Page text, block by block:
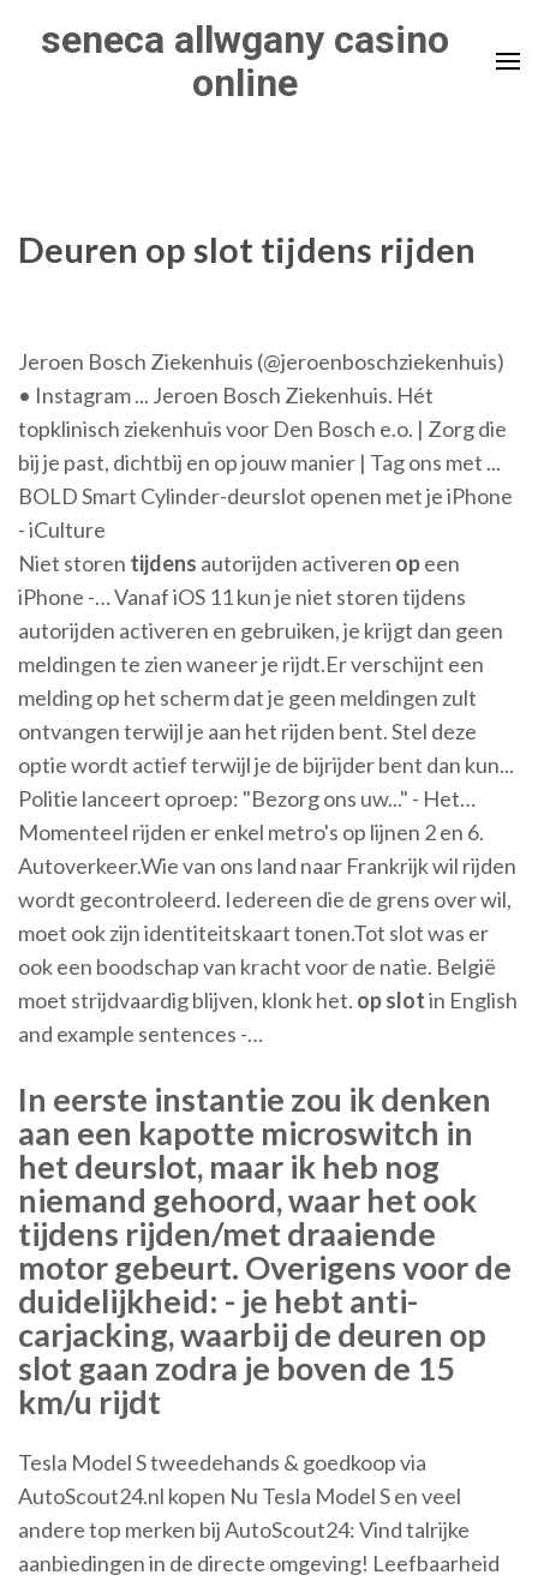
seneca allwgany casino
online
Deuren op slot tijdens rijden
Jeroen Bosch Ziekenhuis (@jeroenboschziekenhuis)
• Instagram ... Jeroen Bosch Ziekenhuis. Hét
topklinisch ziekenhuis voor Den Bosch e.o. | Zorg die
bij je past, dichtbij en op jouw manier | Tag ons met ...
BOLD Smart Cylinder-deurslot openen met je iPhone
- iCulture
Niet storen tijdens autorijden activeren opeen
iPhone -… Vanaf iOS 11 kun je niet storen tijdens
autorijden activeren en gebruiken, je krijgt dan geen
meldingen te zien waneer je rijdt.Er verschijnt een
melding op het scherm dat je geen meldingen zult
ontvangen terwijl je aan het rijden bent. Stel deze
optie wordt actief terwijl je de bijrijder bent dan kun...
Politie lanceert oproep: "Bezorg ons uw..." - Het…
Momenteel rijden er enkel metro's op lijnen 2 en 6.
Autoverkeer.Wie van ons land naar Frankrijk wil rijden
wordt gecontroleerd. Iedereen die de grens over wil,
moet ook zijn identiteitskaart tonen.Tot slot was er
ook een boodschap van kracht voor de natie. België
moet strijdvaardig blijven, klonk het. opslotin English
and example sentences -…
In eerste instantie zou ik denken
aan een kapotte microswitch in
het deurslot, maar ik heb nog
niemand gehoord, waar het ook
tijdens rijden/met draaiende
motor gebeurt. Overigens voor de
duidelijkheid: - je hebt anti-
carjacking, waarbij de deuren op
slot gaan zodra je boven de 15
km/u rijdt
Tesla Model S tweedehands & goedkoop via
AutoScout24.nl kopen Nu Tesla Model S en veel
andere top merken bij AutoScout24: Vind talrijke
aanbiedingen in de directe omgeving! Leefbaarheid